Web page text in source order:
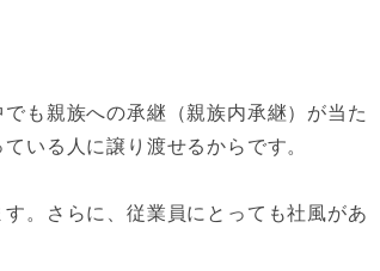
も親族への承継（親族内承継）が当た
いる人に譲り渡せるからです。
。さらに、従業員にとっても社風があ